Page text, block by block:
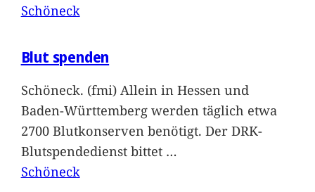
Schöneck
Blut spenden
Schöneck. (fmi) Allein in Hessen und
Baden-Württemberg werden täglich etwa
2700 Blutkonserven benötigt. Der DRK-
Blutspendedienst bittet …
Schöneck